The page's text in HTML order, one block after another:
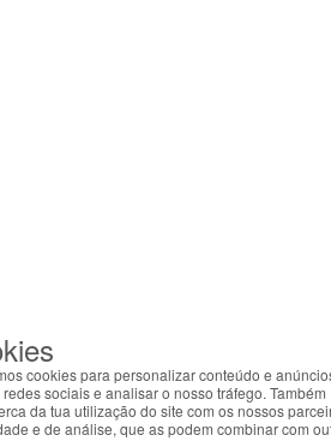
cookies para personalizar conteúdo e
sociais e analisar o nosso tráfego. Também
da tua utilização do site com os nossos
e de análise, que as podem combinar com